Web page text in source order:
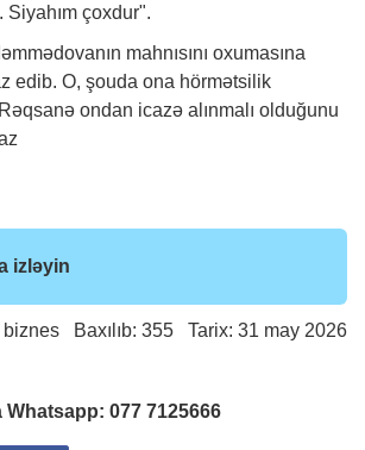
Siyahım çoxdur".
mahnısını oxumasına
edib. O, şouda ona hörmətsilik
ondan icazə alınmalı olduğunu
izləyin
biznes Baxılıb: 355 Tarix: 31 may 2026
Whatsapp: 077 7125666